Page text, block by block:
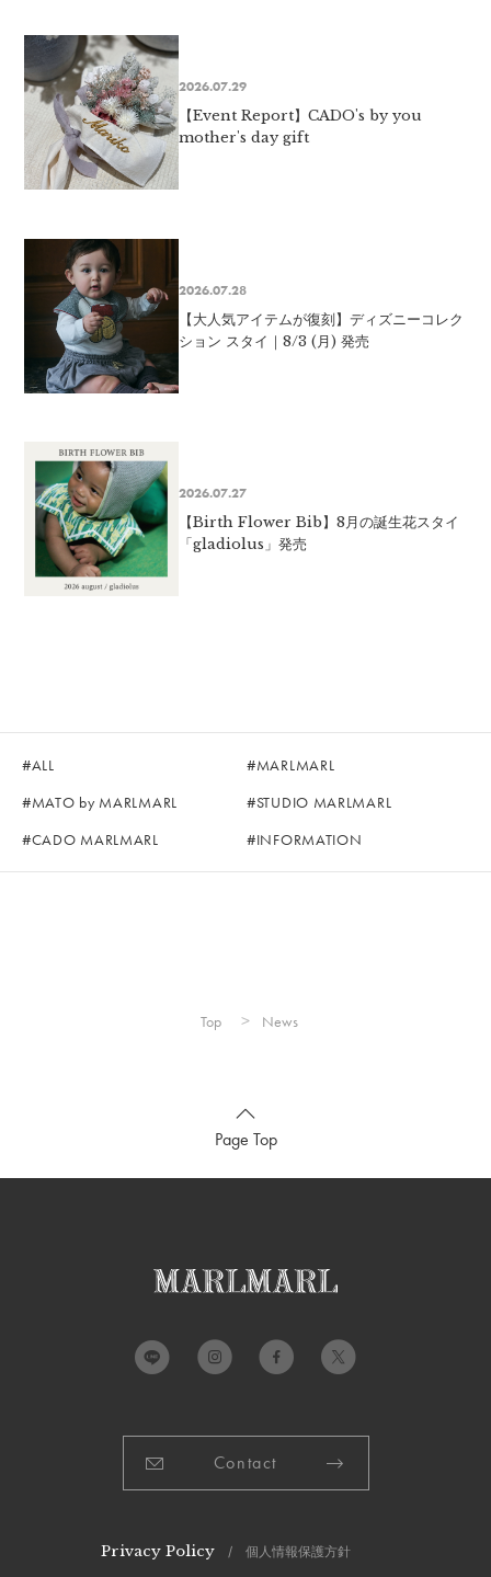
2026.07.29
【Event Report】CADO's by you
mother's day gift
2026.07.28
【大人気アイテムが復刻】ディズニーコレク
ション スタイ｜8/3 (月) 発売
2026.07.27
【Birth Flower Bib】8月の誕生花スタイ
「gladiolus」発売
ALL
MARLMARL
MATO by MARLMARL
STUDIO MARLMARL
CADO MARLMARL
INFORMATION
Top News
Page Top
Contact
Privacy Policy / 個人情報保護方針